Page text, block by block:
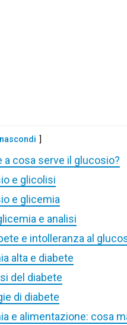
nascondi
a cosa serve il glucosio?
e glicolisi
e glicemia
e analisi
e intolleranza al
alta e diabete
del diabete
di diabete
e alimentazione: cosa